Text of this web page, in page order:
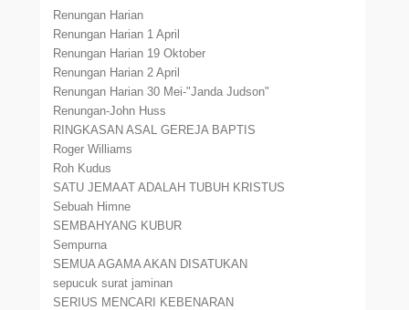
Renungan Harian
Renungan Harian 1 April
Renungan Harian 19 Oktober
Renungan Harian 2 April
Renungan Harian 30 Mei-"Janda Judson"
Renungan-John Huss
RINGKASAN ASAL GEREJA BAPTIS
Roger Williams
Roh Kudus
SATU JEMAAT ADALAH TUBUH KRISTUS
Sebuah Himne
SEMBAHYANG KUBUR
Sempurna
SEMUA AGAMA AKAN DISATUKAN
sepucuk surat jaminan
SERIUS MENCARI KEBENARAN